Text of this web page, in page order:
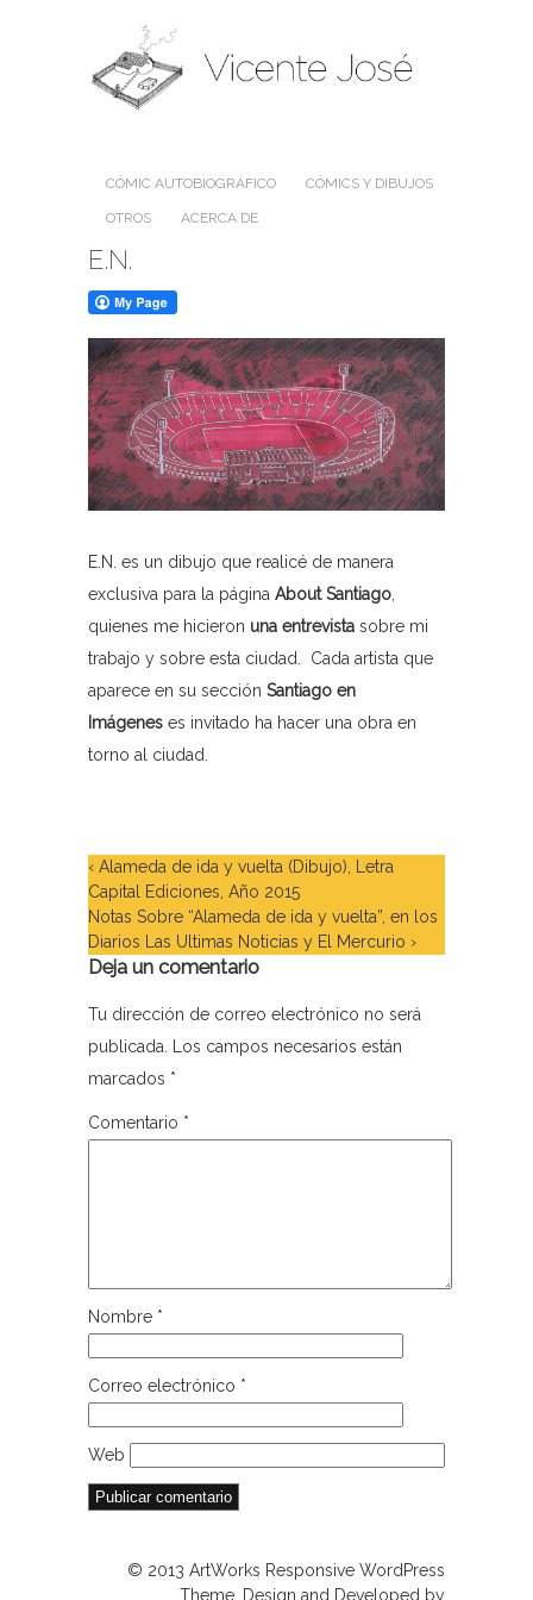
CÓMIC AUTOBIOGRÁFICO CÓMICS Y DIBUJOS
OTROS ACERCA DE
E.N.
E.N. es un dibujo que realicé de manera
exclusiva para la página About Santiago
quienes me hicieron una entrevista sobre mi
trabajo y sobre esta ciudad. Cada artista que
aparece en su sección Santiago en
Imágenes es invitado ha hacer una obra en
torno al ciudad.
‹ Alameda de ida y vuelta (Dibujo), Letra
Capital Ediciones, Año 2015
Notas Sobre “Alameda de ida y vuelta”, en los
Diarios Las Ultimas Noticias y El Mercurio ›
Deja un comentario
Tu dirección de correo electrónico no será
publicada.
Los campos necesarios están
marcados *
Comentario *
Nombre *
Correo electrónico *
Web
© 2013 ArtWorks Responsive WordPress
Theme. Design and Developed by